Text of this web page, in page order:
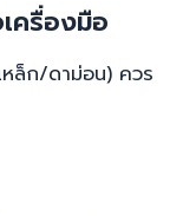
ครื่องมือ
ล็ก/ดาม่อน) ควร